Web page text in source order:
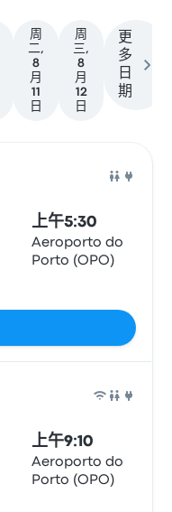
周
二,
8
月
11
日
周
三,
8
月
12
日
更
多
日
期
上午5:30
Aeroporto do
Porto (OPO)
上午9:10
Aeroporto do
Porto (OPO)